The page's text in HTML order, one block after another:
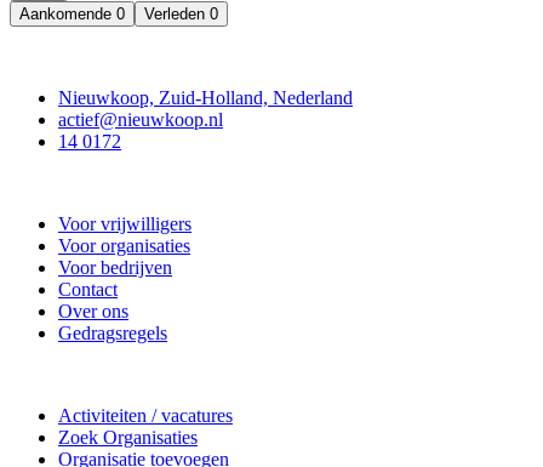
Aankomende 0 Verleden 0
Nieuwkoop, Zuid-Holland, Nederland
actief@nieuwkoop.nl
14 0172
Voor vrijwilligers
Voor organisaties
Voor bedrijven
Contact
Over ons
Gedragsregels
Activiteiten / vacatures
Zoek Organisaties
Organisatie toevoegen